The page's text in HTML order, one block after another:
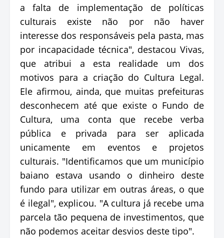
a falta de implementação de políticas
culturais existe não por não haver
interesse dos responsáveis pela pasta, mas
por incapacidade técnica", destacou Vivas,
que atribui a esta realidade um dos
motivos para a criação do Cultura Legal.
Ele afirmou, ainda, que muitas prefeituras
desconhecem até que existe o Fundo de
Cultura, uma conta que recebe verba
pública e privada para ser aplicada
unicamente em eventos e projetos
culturais. "Identificamos que um município
baiano estava usando o dinheiro deste
fundo para utilizar em outras áreas, o que
é ilegal", explicou. "A cultura já recebe uma
parcela tão pequena de investimentos, que
não podemos aceitar desvios deste tipo".